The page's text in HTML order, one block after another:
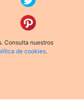
Consulta nuestros
de cookies.